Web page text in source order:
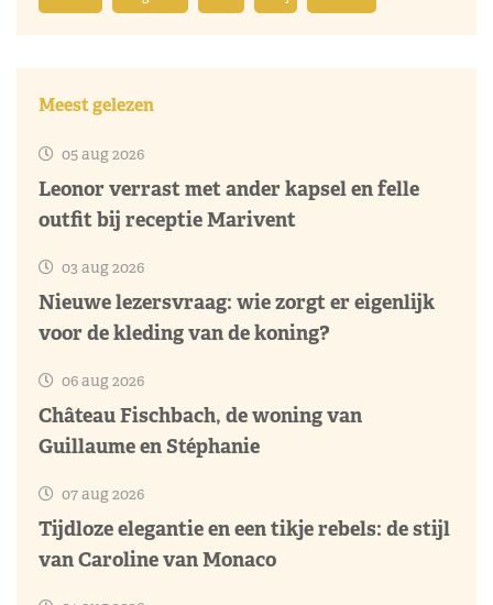
Meest gelezen
05 aug 2026
Leonor verrast met ander kapsel en felle
outfit bij receptie Marivent
03 aug 2026
Nieuwe lezersvraag: wie zorgt er eigenlijk
voor de kleding van de koning?
06 aug 2026
Château Fischbach, de woning van
Guillaume en Stéphanie
07 aug 2026
Tijdloze elegantie en een tikje rebels: de stijl
van Caroline van Monaco